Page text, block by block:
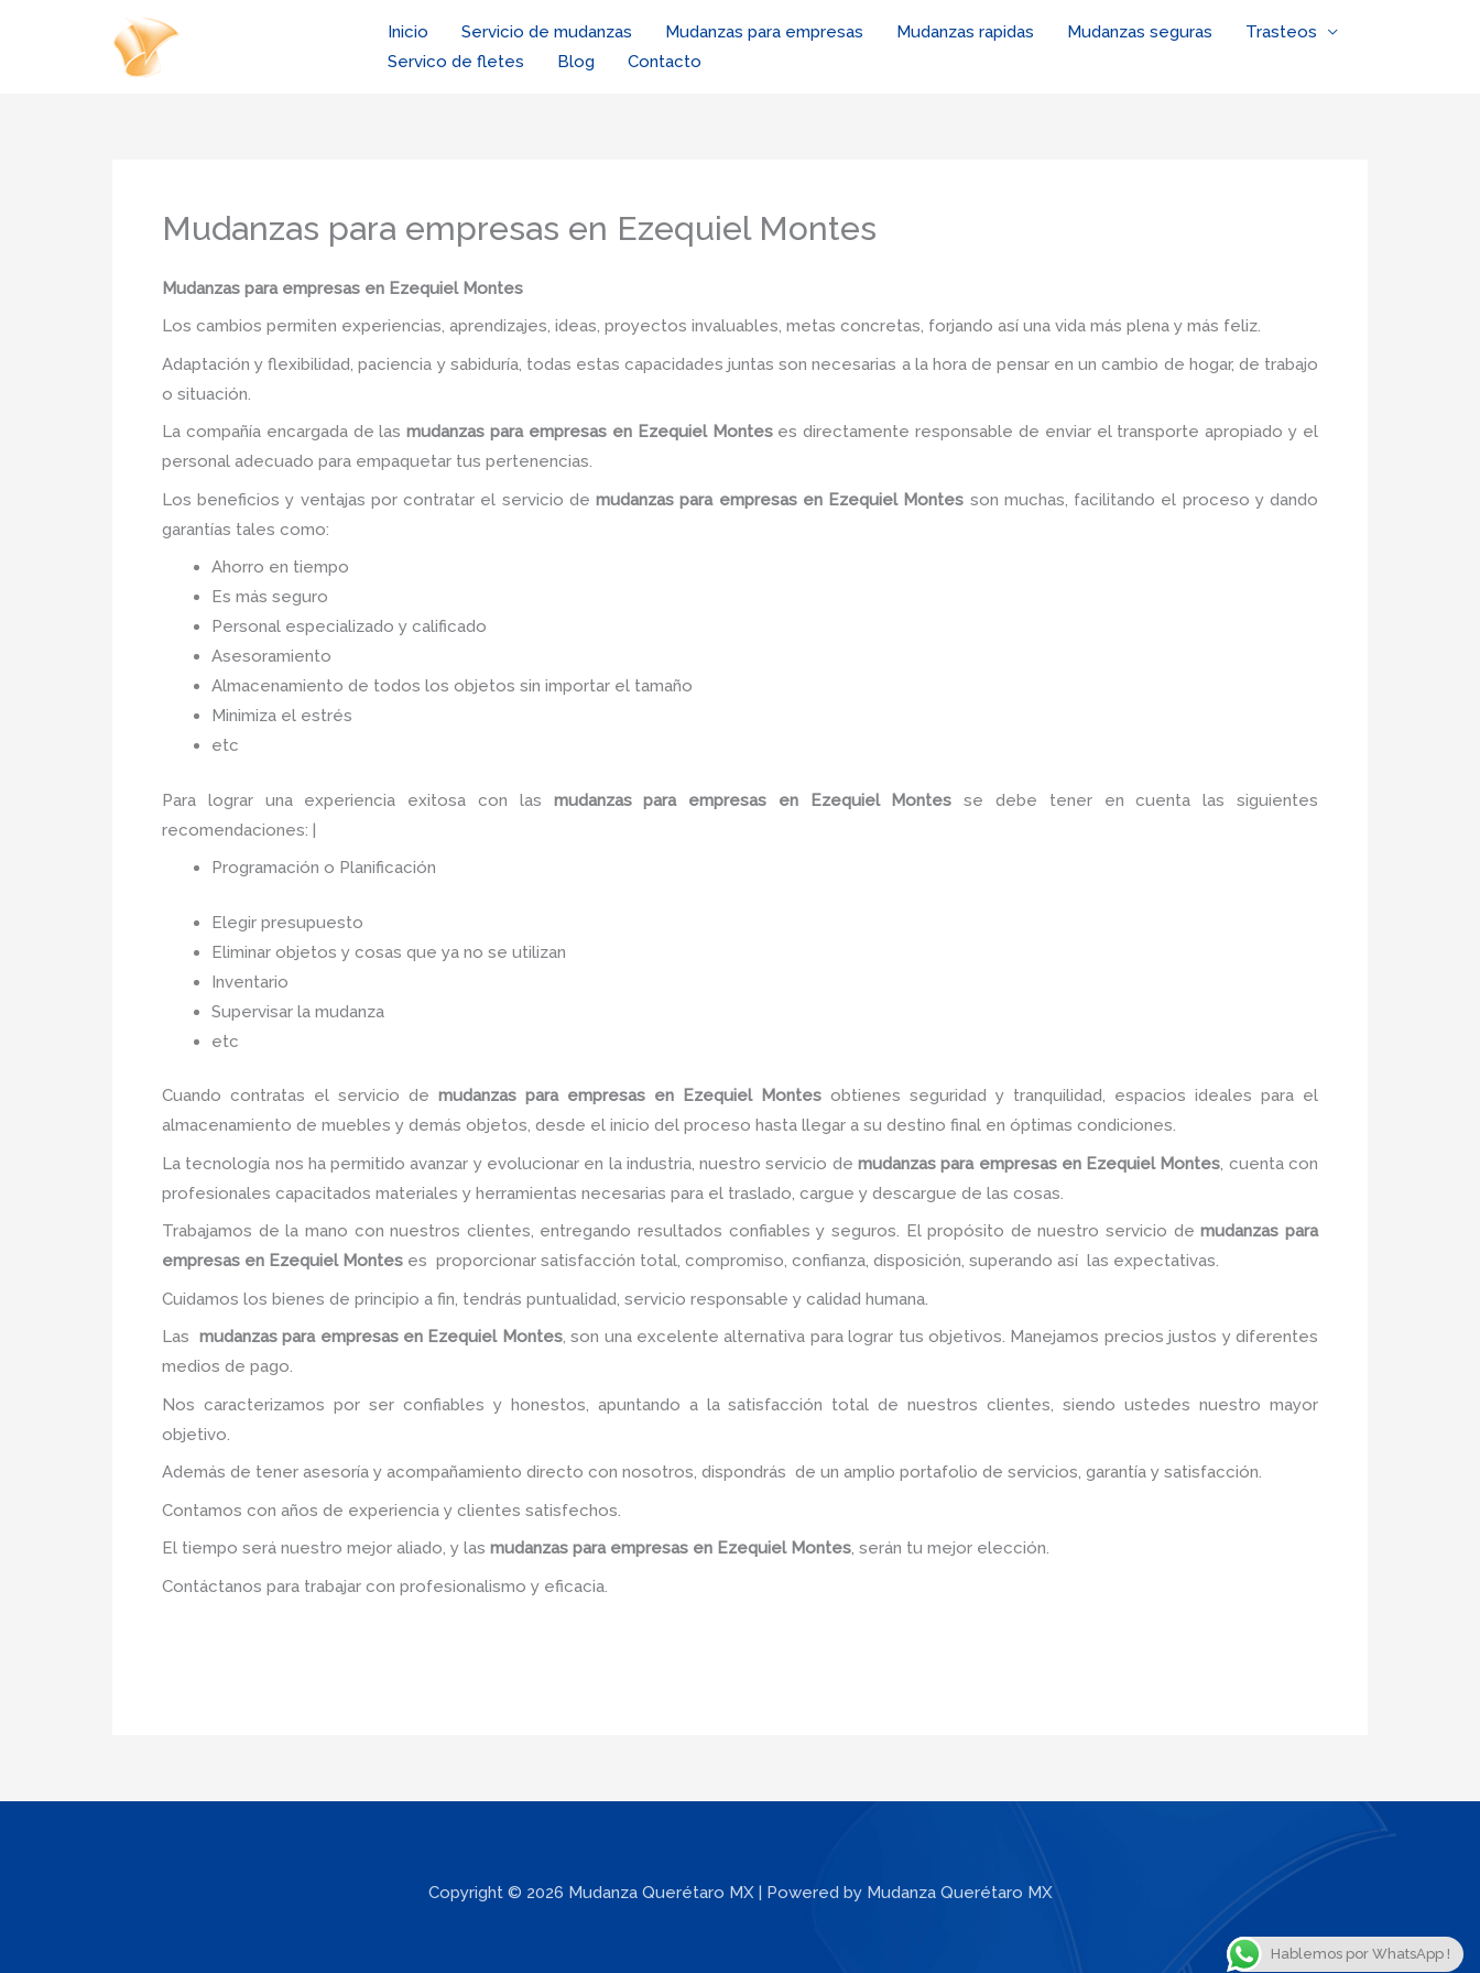
Inicio Servicio de mudanzas Mudanzas para empresas Mudanzas rapidas Mudanzas seguras
Trasteos
Servico de fletes
Blog Contacto
Mudanzas para empresas en Ezequiel Montes
Mudanzas para empresas en Ezequiel Montes
Los cambios permiten experiencias, aprendizajes, ideas, proyectos invaluables, metas concretas, forjando así una vida más plena y más feliz.
Adaptación y flexibilidad, paciencia y sabiduría, todas estas capacidades juntas son necesarias a la hora de pensar en un cambio de hogar, de trabajo
o situación.
La compañía encargada de lasmudanzas para empresas en Ezequiel Montes es directamente responsable de enviar el transporte apropiado y el
personal adecuado para empaquetar tus pertenencias.
Los beneficios y ventajas por contratar el servicio demudanzas para empresas en Ezequiel Montes son muchas, facilitando el proceso y dando
garantías tales como:
Ahorro en tiempo
Es más seguro
Personal especializado y calificado
Asesoramiento
Almacenamiento de todos los objetos sin importar el tamaño
Minimiza el estrés
etc
Para lograr una experiencia exitosa con las mudanzas para empresas en Ezequiel Montesse debe tener en cuenta las siguientes
recomendaciones: |
Programación o Planificación
Elegir presupuesto
Eliminar objetos y cosas que ya no se utilizan
Inventario
Supervisar la mudanza
etc
Cuando contratas el servicio de mudanzas para empresas en Ezequiel Montes obtienes seguridad y tranquilidad, espacios ideales para el
almacenamiento de muebles y demás objetos, desde el inicio del proceso hasta llegar a su destino final en óptimas condiciones.
La tecnología nos ha permitido avanzar y evolucionar en la industria, nuestro servicio de mudanzas para empresas en Ezequiel Montes , cuenta con
profesionales capacitados materiales y herramientas necesarias para el traslado, cargue y descargue de las cosas.
Trabajamos de la mano con nuestros clientes, entregando resultados confiables y seguros. El propósito de nuestro servicio demudanzas para
empresas en Ezequiel Montes es proporcionar satisfacción total, compromiso, confianza, disposición, superando así las expectativas.
Cuidamos los bienes de principio a fin, tendrás puntualidad, servicio responsable y calidad humana.
Las mudanzas para empresas en Ezequiel Montes, son una excelente alternativa para lograr tus objetivos. Manejamos precios justos y diferentes
medios de pago.
Nos caracterizamos por ser confiables y honestos, apuntando a la satisfacción total de nuestros clientes, siendo ustedes nuestro mayor
objetivo.
Además de tener asesoría y acompañamiento directo con nosotros, dispondrás de un amplio portafolio de servicios, garantía y satisfacción.
Contamos con años de experiencia y clientes satisfechos.
El tiempo será nuestro mejor aliado, y las mudanzas para empresas en Ezequiel Montes, serán tu mejor elección.
Contáctanos para trabajar con profesionalismo y eficacia.
Copyright © 2026 Mudanza Querétaro MX | Powered by Mudanza Querétaro MX
Hablemos por WhatsApp !